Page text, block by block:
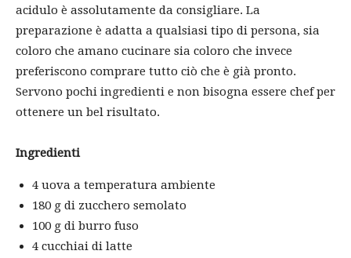
acidulo è assolutamente da consigliare. La
preparazione è adatta a qualsiasi tipo di persona, sia
coloro che amano cucinare sia coloro che invece
preferiscono comprare tutto ciò che è già pronto.
Servono pochi ingredienti e non bisogna essere chef per
ottenere un bel risultato.
Ingredienti
4 uova a temperatura ambiente
180 g di zucchero semolato
100 g di burro fuso
4 cucchiai di latte